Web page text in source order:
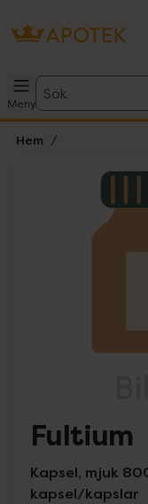
Meny
Sök
Hem
Lista: .
Fultium
Kapsel, mjuk
kapsel/kapslar